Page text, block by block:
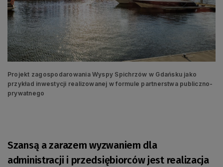
Projekt zagospodarowania Wyspy Spichrzów w Gdańsku jako
przykład inwestycji realizowanej w formule partnerstwa publiczno-
prywatnego
Szansą a zarazem wyzwaniem dla
administracji i przedsiębiorców jest realizacja